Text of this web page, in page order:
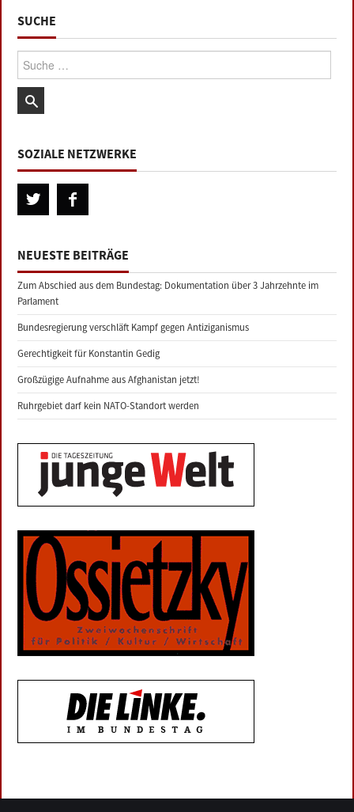
SUCHE
Suche:
SOZIALE NETZWERKE
NEUESTE BEITRÄGE
Zum Abschied aus dem Bundestag: Dokumentation über 3 Jahrzehnte im
Parlament
Bundesregierung verschläft Kampf gegen Antiziganismus
Gerechtigkeit für Konstantin Gedig
Großzügige Aufnahme aus Afghanistan jetzt!
Ruhrgebiet darf kein NATO-Standort werden